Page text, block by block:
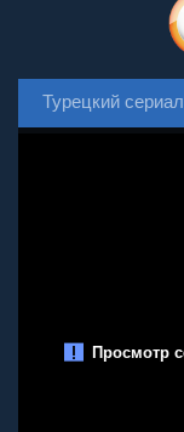
Турецкий сериал